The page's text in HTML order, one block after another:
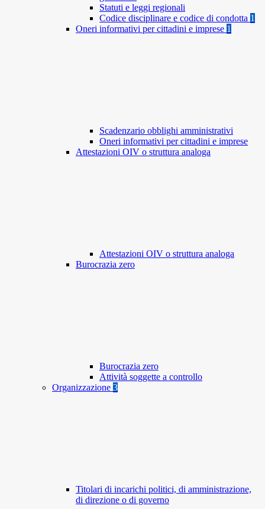
Statuti e leggi regionali
Codice disciplinare e codice di condotta 1
Oneri informativi per cittadini e imprese 1
Scadenzario obblighi amministrativi
Oneri informativi per cittadini e imprese
Attestazioni OIV o struttura analoga
Attestazioni OIV o struttura analoga
Burocrazia zero
Burocrazia zero
Attività soggette a controllo
Organizzazione 3
Titolari di incarichi politici, di amministrazione,
di direzione o di governo